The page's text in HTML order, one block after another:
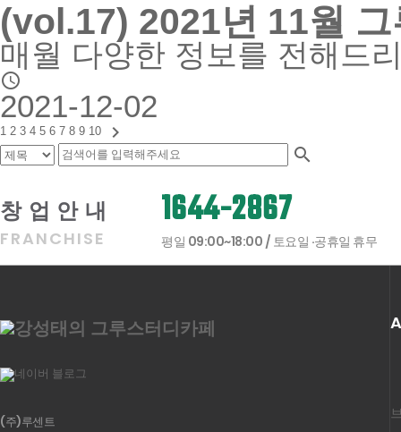
(vol.17) 2021년 11월
매월 다양한 정보를 전해드

2021-12-02
1 2 3 4 5 6 7 8 9 10


창업안내
FRANCHISE
1644-2867
평일 09:00~18:00 / 토요일 ·공휴일 휴무
(주)루센트